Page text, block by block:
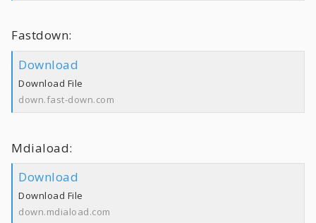
Fastdown:
Download
Download File
down.fast-down.com
Mdiaload:
Download
Download File
down.mdiaload.com